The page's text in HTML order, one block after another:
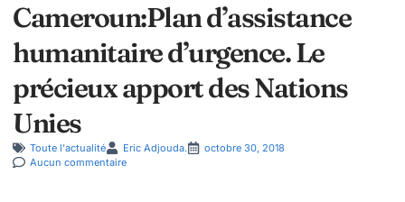
Cameroun:Plan d’assistance
humanitaire d’urgence. Le
précieux apport des Nations
Unies
Toute l'actualité Eric Adjouda.
octobre 30, 2018
Aucun commentaire